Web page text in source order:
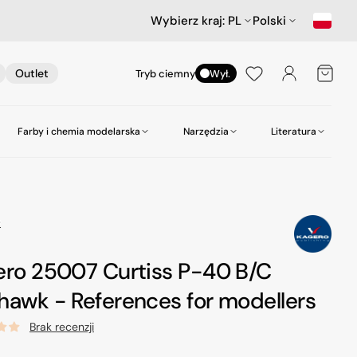
Wybierz kraj: PL Polski
Outlet Tryb ciemny Wył. Koszyk
Figurki
Farby i chemia modelarska
Molotow
Tamiya
Narzędzia
Pędzle
Środki czyszczące
Literatura
25007 Curtiss P-40 B/C
- References for modellers
Brak recenzji